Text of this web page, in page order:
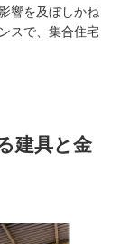
響を及ぼしかね
スで、集合住宅
建具と金